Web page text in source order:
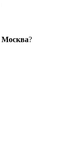
Москва?